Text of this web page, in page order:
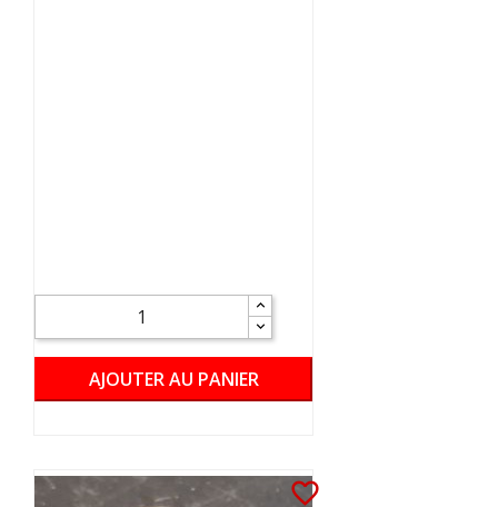
AJOUTER AU PANIER
favorite_border